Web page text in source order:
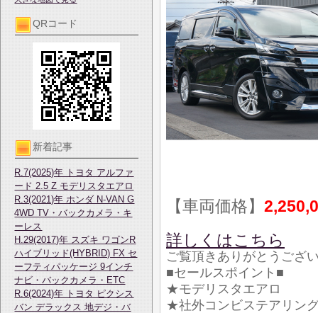
QRコード
新着記事
R.7(2025)年 トヨタ アルファ
ード 2.5 Z モデリスタエアロ
R.3(2021)年 ホンダ N-VAN G
4WD TV・バックカメラ・キ
ーレス
H.29(2017)年 スズキ ワゴンR
ハイブリッド(HYBRID) FX セ
ーフティパッケージ 9インチ
ナビ・バックカメラ・ETC
R.6(2024)年 トヨタ ピクシス
バン デラックス 地デジ・バ
【車両価格】
詳しくはこちら
ご覧頂きありがとうござ
■セールスポイント■
★モデリスタエアロ
★社外コンビステアリン